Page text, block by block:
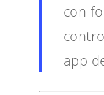
con
app